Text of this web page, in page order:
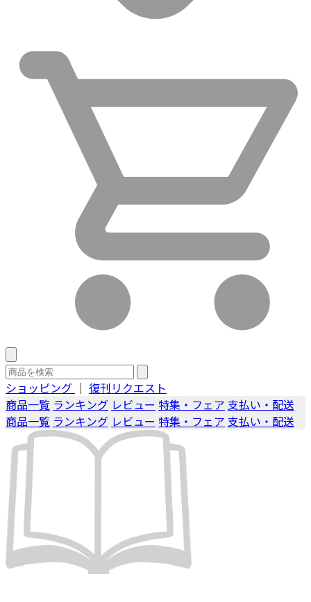
ショッピング ｜ 復刊リクエスト
商品一覧 ランキング レビュー 特集・フェア 支払い・配送
商品一覧 ランキング レビュー 特集・フェア 支払い・配送